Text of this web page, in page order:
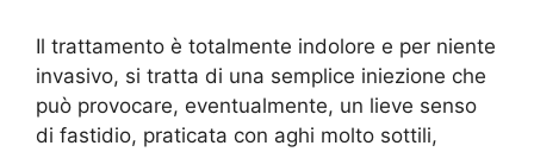
Il trattamento è totalmente indolore e per niente
invasivo, si tratta di una semplice iniezione che
può provocare, eventualmente, un lieve senso
di fastidio, praticata con aghi molto sottili,